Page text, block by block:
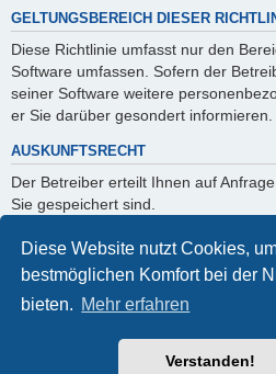
Diese Website nutzt Cookies,
bestmöglichen Komfort bei der
bieten. Mehr erfahren
Verstanden!
GELTUNGSBEREICH DIESER
Diese Richtlinie umfasst nur den
Software umfassen. Sofern der
seiner Software weitere
er Sie darüber gesondert informieren.
AUSKUNFTSRECHT
Der Betreiber erteilt Ihnen auf
Sie gespeichert sind.
Sie können jederzeit die Löschung
verlangen. Kontaktieren Sie hierzu
Powered byphpBB® Forum